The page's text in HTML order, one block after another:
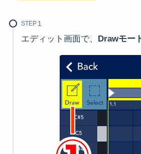
STEP
エディット画面で、 Drawモー